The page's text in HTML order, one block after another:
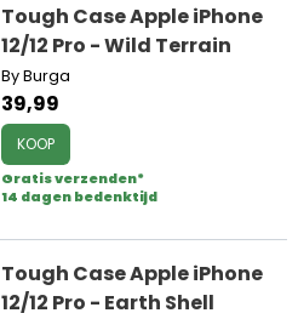
Tough Case Apple iPhone
12/12 Pro - Wild Terrain
By Burga
39,99
KOOP
Gratis verzenden*
14 dagen bedenktijd
Tough Case Apple iPhone
12/12 Pro - Earth Shell